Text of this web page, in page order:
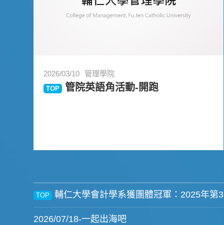
2026/03/10 管理學院
TOP 管院英語角活動-開跑
TOP 輔仁大學會計學系獲團體冠軍：2025年
2026/07/18-一起出海吧